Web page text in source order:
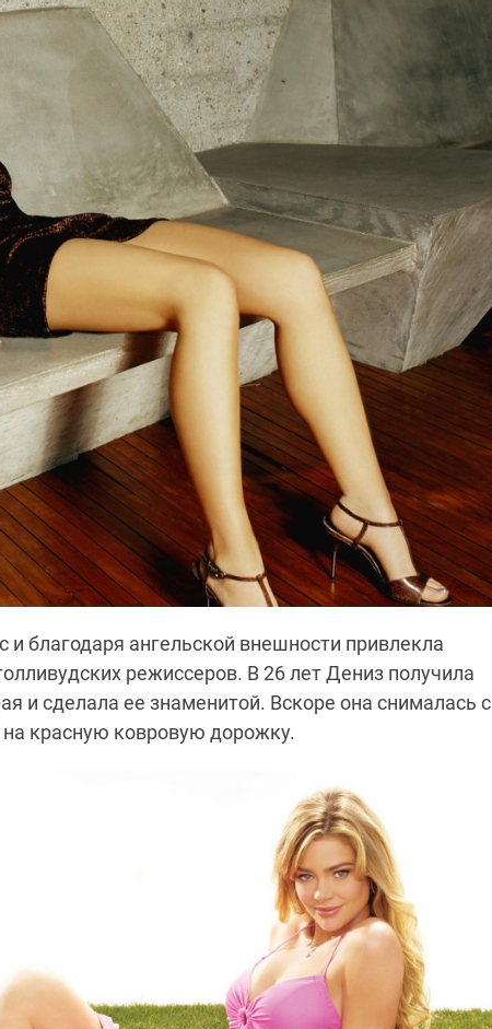
благодаря ангельской внешности привлекла
режиссеров. В 26 лет Дениз получила
и сделала ее знаменитой. Вскоре она снималась с
красную ковровую дорожку.